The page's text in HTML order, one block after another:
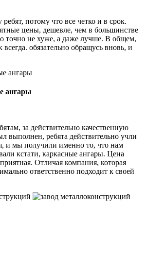
ребят, потому что все четко и в срок.
цены, дешевле, чем в большинстве
точно не хуже, а даже лучше. В общем,
всегда. обязательно обращусь вновь, и
ангары
за действительно качественную
выполнен, ребята действительно учли
и мы получили именно то, что нам
кстати, каркасные ангары. Цена
Отличая компания, которая
ответственно подходит к своей